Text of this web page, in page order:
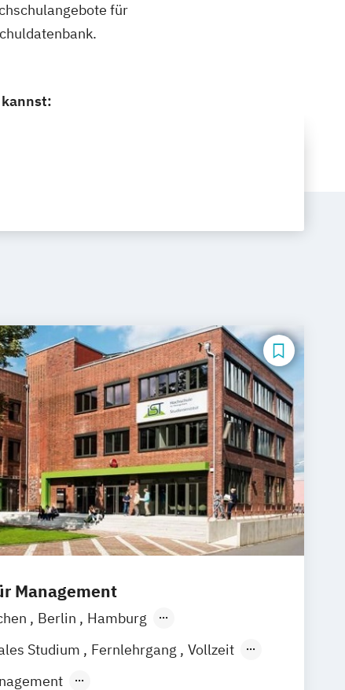
für
Management
Berlin
Hamburg
Frankfurt am Main Essen
Stuttgart
Studium Fernlehrgang
Vollzeit
Präsenzstudium